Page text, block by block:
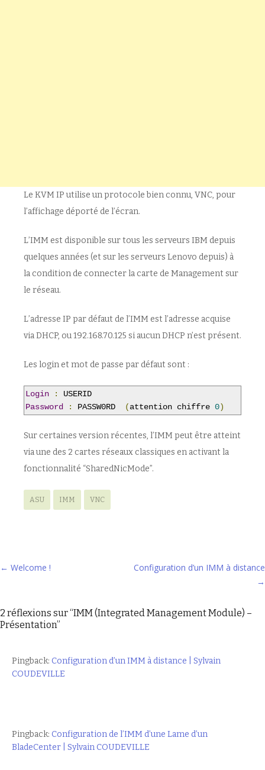
Le KVM IP utilise un protocole bien connu, VNC, pour
l’affichage déporté de l’écran.
L’IMM est disponible sur tous les serveurs IBM depuis
quelques années (et sur les serveurs Lenovo depuis) à
la condition de connecter la carte de Management sur
le réseau.
L’adresse IP par défaut de l’IMM est l’adresse acquise
via DHCP, ou 192.168.70.125 si aucun DHCP n’est présent.
Les login et mot de passe par défaut sont :
Login :
Password
: PASSW0RD (attention chiffre 0)
Sur certaines version récentes, l’IMM peut être atteint
via une des 2 cartes réseaux classiques en activant la
fonctionnalité “SharedNicMode”.
ASU IMM VNC
Navigation
articles
← Welcome !
Configuration d’un IMM à distance
→
2 réflexions sur “IMM (Integrated Management Module) –
Présentation”
Pingback: Configuration d’un IMM à distance | Sylvain
COUDEVILLE
Pingback: Configuration de l’IMM d’une Lame d’un
BladeCenter | Sylvain COUDEVILLE